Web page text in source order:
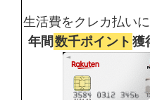
生活費をクレカ払い
年間 数千ポイント 獲